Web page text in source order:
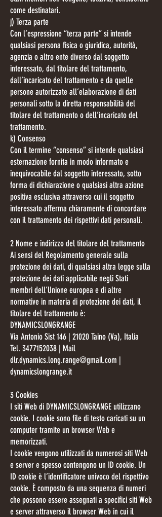
come destinatari.
j) Terza parte
Con l’espressione “terza parte” si intende
qualsiasi persona fisica o giuridica, autorità,
agenzia o altro ente diverso dal soggetto
interessato, dal titolare del trattamento,
dall’incaricato del trattamento e da quelle
persone autorizzate all’elaborazione di dati
personali sotto la diretta responsabilità del
titolare del trattamento o dell’incaricato del
trattamento.
k) Consenso
Con il termine “consenso” si intende qualsiasi
esternazione fornita in modo informato e
inequivocabile dal soggetto interessato, sotto
forma di dichiarazione o qualsiasi altra azione
positiva esclusiva attraverso cui il soggetto
interessato afferma chiaramente di concordare
con il trattamento dei rispettivi dati personali.
2 Nome e indirizzo del titolare del trattamento
Ai sensi del Regolamento generale sulla
protezione dei dati, di qualsiasi altra legge sulla
protezione dei dati applicabile negli Stati
membri dell’Unione europea e di altre
normative in materia di protezione dei dati, il
titolare del trattamento è:
DYNAMICSLONGRANGE
Via Antonio Sist 146 | 21020 Taino (Va), Italia
Tel. 3477152038 | Mail
dlr.dynamics.long.range@gmail.com |
dynamicslongrange.it
3 Cookies
I siti Web di DYNAMICSLONGRANGE utilizzano
cookie. I cookie sono file di testo caricati su un
computer tramite un browser Web e
memorizzati.
I cookie vengono utilizzati da numerosi siti Web
e server e spesso contengono un ID cookie. Un
ID cookie è l’identificatore univoco del rispettivo
cookie. È composto da una sequenza di numeri
che possono essere assegnati a specifici siti Web
e server attraverso il browser Web in cui il